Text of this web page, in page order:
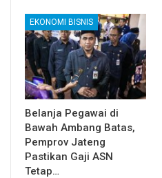
EKONOMI BISNIS
Belanja Pegawai di
Bawah Ambang Batas,
Pemprov Jateng
Pastikan Gaji ASN
Tetap…